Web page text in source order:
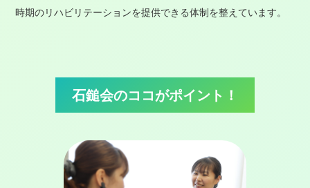
時期のリハビリテーションを提供できる体制を整えています。
石鎚会のココがポイント！